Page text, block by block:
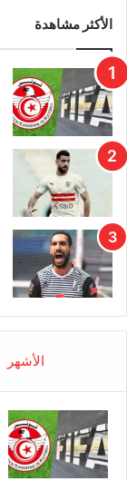
الأكثر مشاهدة
الأشهر